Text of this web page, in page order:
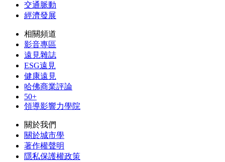
交通脈動
經濟發展
相關頻道
影音專區
遠見雜誌
ESG遠見
健康遠見
哈佛商業評論
50+
領導影響力學院
關於我們
關於城市學
著作權聲明
隱私保護權政策